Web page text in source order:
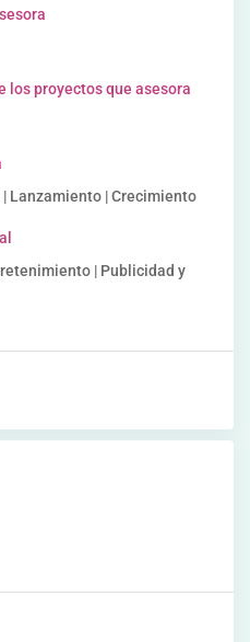
los proyectos que asesora
| Lanzamiento | Crecimiento
| Publicidad y